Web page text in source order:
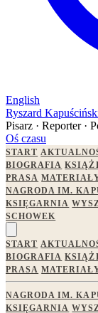
English
Ryszard
Pisarz · Reporter ·
Oś czasu
START
BIOGRAFIA
PRASA
NAGRODA IM.
KSIĘGARNIA
SCHOWEK
START
BIOGRAFIA
PRASA
NAGRODA IM.
KSIĘGARNIA